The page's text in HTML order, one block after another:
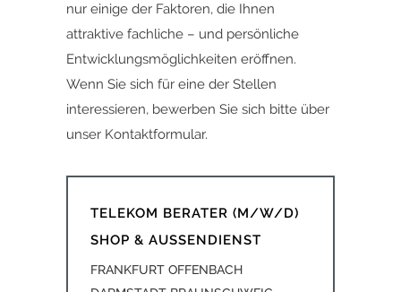
nur einige der Faktoren, die Ihnen
attraktive fachliche – und persönliche
Entwicklungsmöglichkeiten eröffnen.
Wenn Sie sich für eine der Stellen
interessieren, bewerben Sie sich bitte über
unser Kontaktformular.
TELEKOM BERATER (M/W/D)
SHOP & AUSSENDIENST
FRANKFURT OFFENBACH